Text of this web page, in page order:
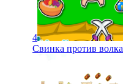
4
Свинка против волка